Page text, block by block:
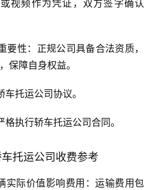
视频作为凭证，双方签字确认
要性：正规公司具备合法资质，
保障自身权益。
托运公司协议。
执行轿车托运公司合同。
托运公司收费参考
实际价值影响费用：运输费用包